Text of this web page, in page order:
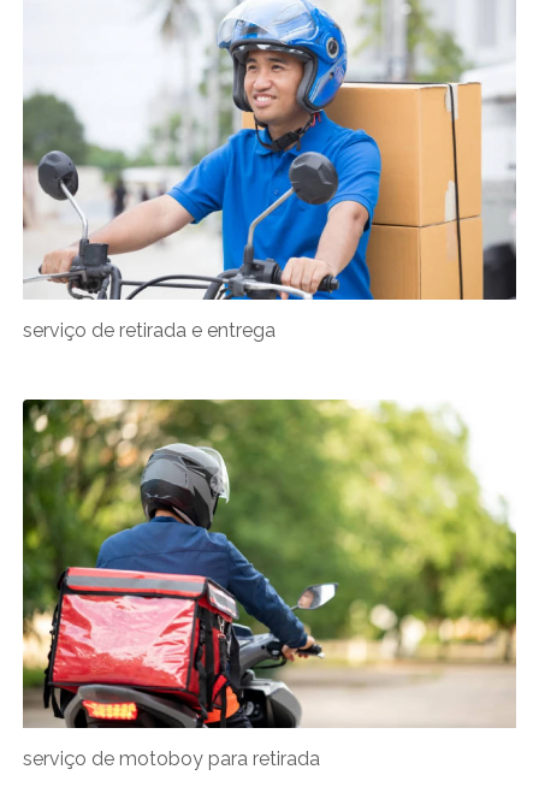
serviço de retirada e entrega
serviço de motoboy para retirada